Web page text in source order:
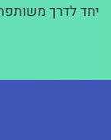
יחד לדרך